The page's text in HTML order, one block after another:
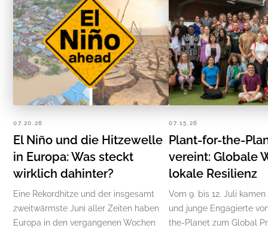
07.20.26
El Niño und die Hitzewelle
in Europa: Was steckt
wirklich dahinter?
Eine Rekordhitze und der insgesamt
zweitwärmste Juni aller Zeiten haben
Europa in den vergangenen Wochen
07.15.26
Plant-for-the-
vereint: Globale
lokale Resilienz
Vom 9. bis 12. Juli
und junge Engagierte
the-Planet zum Global